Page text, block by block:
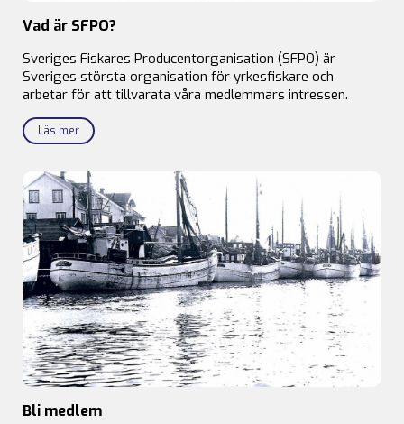
Vad är SFPO?
Sveriges Fiskares Producentorganisation (SFPO) är
Sveriges största organisation för yrkesfiskare och
arbetar för att tillvarata våra medlemmars intressen.
Läs mer
Bli medlem